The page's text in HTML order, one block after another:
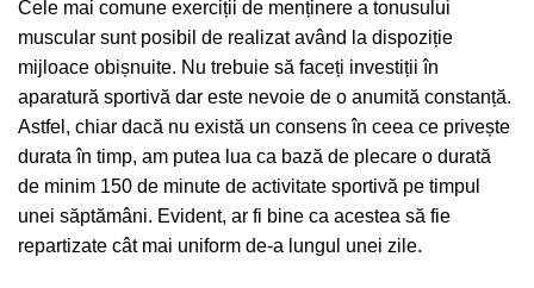
Cele mai comune exerciții de menținere a tonusului
muscular sunt posibil de realizat având la dispoziție
mijloace obișnuite. Nu trebuie să faceți investiții în
aparatură sportivă dar este nevoie de o anumită constanță.
Astfel, chiar dacă nu există un consens în ceea ce privește
durata în timp, am putea lua ca bază de plecare o durată
de minim 150 de minute de activitate sportivă pe timpul
unei săptămâni. Evident, ar fi bine ca acestea să fie
repartizate cât mai uniform de-a lungul unei zile.